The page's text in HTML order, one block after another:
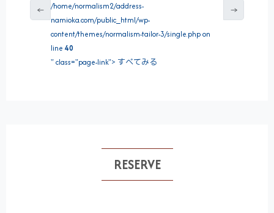
←
/home/normalism2/address-
namioka.com/public_html/wp-
content/themes/normalism-tailor-3/single.php on
line40
" class="page-link"> すべてみる
→
RESERVE